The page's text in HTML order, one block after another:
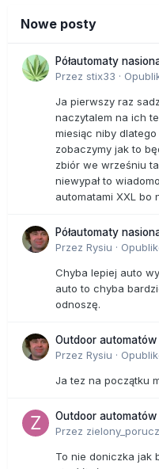
Nowe posty
Półautomaty
Przez stix33 ·
Ja pierwszy raz
naczytalem na ich
miesiąc niby
zobaczymy jak to
zbiór we wrześniu
niewypał to
automatami XXL bo
Półautomaty
Przez Rysiu ·
Chyba lepiej auto
auto to chyba
odnoszę.
Outdoor
Przez Rysiu ·
Ja tez na początku
Outdoor
Przez
To nie doniczka jak